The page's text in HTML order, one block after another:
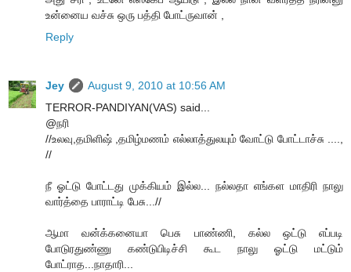
உன்னைய வச்சு ஒரு பத்தி போட்ருவான் ,
Reply
Jey
August 9, 2010 at 10:56 AM
TERROR-PANDIYAN(VAS) said...
@நரி
//உலவு,தமிளிஷ் ,தமிழ்மணம் எல்லாத்துலயும் வோட்டு போட்டாச்சு ....,
//
நீ ஓட்டு போட்டது முக்கியம் இல்ல... நல்லதா எங்கள மாதிரி நாலு
வார்த்தை பாராட்டி பேசு...//
ஆமா வன்க்கனையா பெசு பாண்ணி, கல்ல ஒட்டு எப்படி
போடுரதுண்ணு கண்டுபிடிச்சி கூட நாலு ஓட்டு மட்டும்
போட்ராத...நாதாரி...